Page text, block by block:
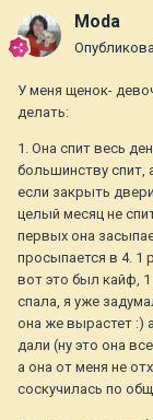
Moda
У меня щенок-
делать:
1. Она спит весь
большинству спит,
если закрыть
целый месяц не
первых она
просыпается в 4. 1
вот это был кайф,
спала, я уже
она же вырастет :)
дали (ну это она
а она от меня не
соскучилась по